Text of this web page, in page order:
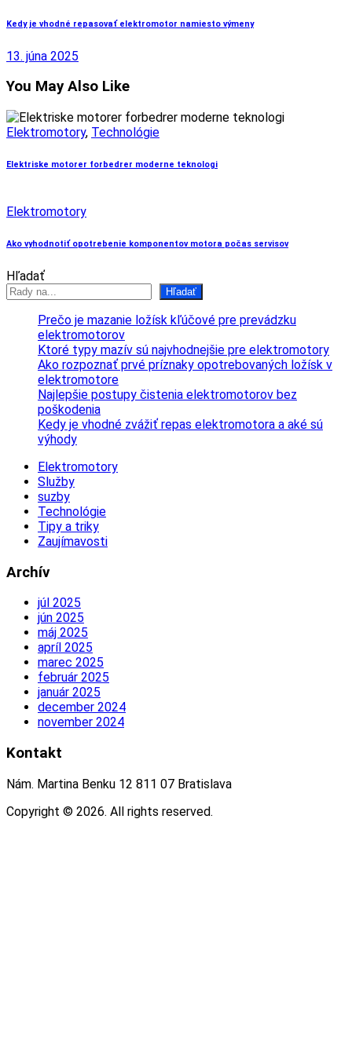
Kedy je vhodné repasovať elektromotor namiesto výmeny
13. júna 2025
You May Also Like
Elektromotory, Technológie
Elektriske motorer forbedrer moderne teknologi
Elektromotory
Ako vyhodnotiť opotrebenie komponentov motora počas servisov
Hľadať
Hľadať
Prečo je mazanie ložísk kľúčové pre prevádzku
elektromotorov
Ktoré typy mazív sú najvhodnejšie pre elektromotory
Ako rozpoznať prvé príznaky opotrebovaných ložísk v
elektromotore
Najlepšie postupy čistenia elektromotorov bez
poškodenia
Kedy je vhodné zvážiť repas elektromotora a aké sú
výhody
Elektromotory
Služby
suzby
Technológie
Tipy a triky
Zaujímavosti
Archív
júl 2025
jún 2025
máj 2025
apríl 2025
marec 2025
február 2025
január 2025
december 2024
november 2024
Kontakt
Nám. Martina Benku 12 811 07 Bratislava
Copyright © 2026. All rights reserved.